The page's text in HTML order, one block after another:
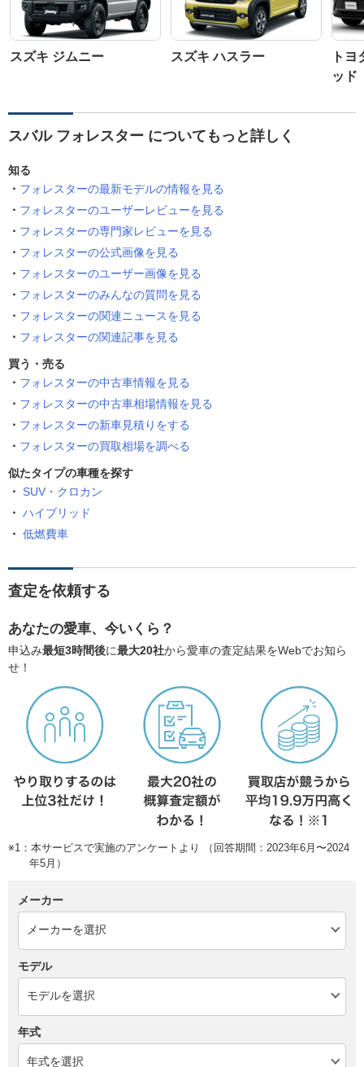
スズキ ジムニー スズキ ハスラー
ト
ッド
スバル フォレスター についてもっと詳しく
知る
フォレスターの最新モデルの情報を見る
フォレスターのユーザーレビューを見る
フォレスターの専門家レビューを見る
フォレスターの公式画像を見る
フォレスターのユーザー画像を見る
フォレスターのみんなの質問を見る
フォレスターの関連ニュースを見る
フォレスターの関連記事を見る
買う・売る
フォレスターの中古車情報を見る
フォレスターの中古車相場情報を見る
フォレスターの新車見積りをする
フォレスターの買取相場を調べる
似たタイプの車種を探す
SUV・クロカン
ハイブリッド
低燃費車
査定を依頼する
あなたの愛車、今いくら？
申込み最短3時間後に最大20社から愛車の査定結果をWebでお知ら
せ！
※1：本サービスで実施のアンケートより （回答期間：2023年6月〜2024
年5月）
メーカー
モデル
年式